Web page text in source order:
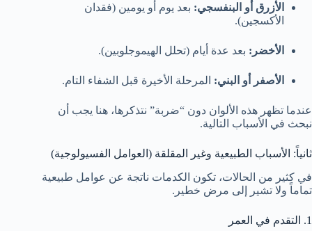
الأزرق أو البنفسجي: بعد يوم أو يومين (فقدان
الأكسجين).
الأخضر: بعد عدة أيام (تحلل الهيموجلوبين).
الأصفر أو البني: المرحلة الأخيرة قبل الشفاء التام.
عندما تظهر هذه الألوان دون “ضربة” نتذكرها، هنا يجب أن
نبحث في الأسباب التالية.
ثانياً: الأسباب الطبيعية وغير المقلقة (العوامل الفسيولوجية)
في كثير من الحالات، تكون الكدمات ناتجة عن عوامل طبيعية
تماماً ولا تشير إلى مرض خطير.
1. التقدم في العمر